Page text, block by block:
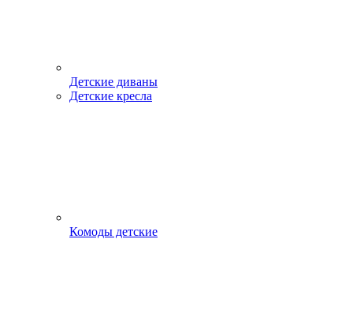
Детские диваны
Детские кресла
Комоды детские